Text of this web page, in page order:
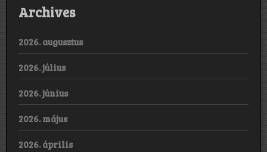
Archives
2026. augusztus
2026. július
2026. június
2026. május
2026. április